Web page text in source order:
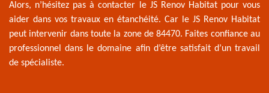
Alors, n’hésitez pas à contacter le JS Renov Habitat pour vous
aider dans vos travaux en étanchéité. Car le JS Renov Habitat
peut intervenir dans toute la zone de 84470. Faites confiance au
professionnel dans le domaine afin d’être satisfait d’un travail
de spécialiste.